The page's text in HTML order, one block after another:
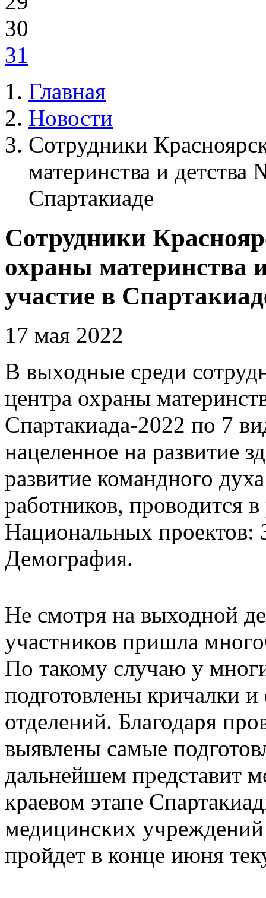
30
31
Главная
Новости
Сотрудники
материнства и
Спартакиаде
Сотрудники
охраны материнства
участие в
17 мая 2022
В выходные среди
центра охраны
Спартакиада-2022 по 7
нацеленное на развитие
развитие командного
работников, проводится
Национальных проектов:
Демография.
Не смотря на выходной
участников пришла
По такому случаю у
подготовлены кричалки
отделений. Благодаря
выявлены самые
дальнейшем представит
краевом этапе
медицинских учреждений
пройдет в конце июня